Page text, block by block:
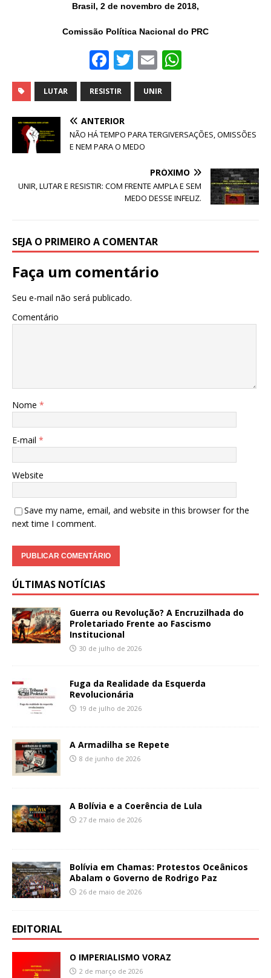
Brasil, 2 de novembro de 2018,
Comissão Política Nacional do PRC
F
a
c
e
b
o
k
T
w
it
r
E
m
ai
A
p
LUTAR RESISTIR UNIR
ANTERIOR
NÃO HÁ TEMPO PARA TERGIVERSAÇÕES, OMISSÕES
E NEM PARA O MEDO
PRÓXIMO
UNIR, LUTAR E RESISTIR: COM FRENTE AMPLA E SEM
MEDO DESSE INFELIZ.
SEJA O PRIMEIRO A COMENTAR
Faça um comentário
Seu e-mail não será publicado.
Comentário
Nome *
E-mail *
Website
Save my name, email, and website in this browser for the
next time I comment.
ÚLTIMAS NOTÍCIAS
Guerra ou Revolução? A Encruzilhada do
Proletariado Frente ao Fascismo
Institucional
30 de julho de 2026
Fuga da Realidade da Esquerda
Revolucionária
19 de julho de 2026
A Armadilha se Repete
8 de junho de 2026
A Bolívia e a Coerência de Lula
27 de maio de 2026
Bolívia em Chamas: Protestos Oceânicos
Abalam o Governo de Rodrigo Paz
26 de maio de 2026
EDITORIAL
O IMPERIALISMO VORAZ
2 de março de 2026